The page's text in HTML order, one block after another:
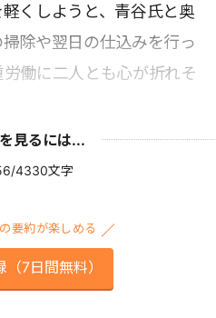
くしようと、青谷氏と奥
除や翌日の仕込みを行っ
働に二人とも心が折れそ
見るには...
4330文字
要約が楽しめる
（7日間無料）